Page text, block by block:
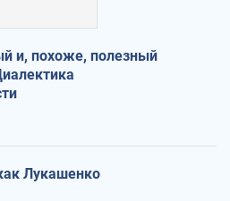
и, похоже, полезный
Лукашенко